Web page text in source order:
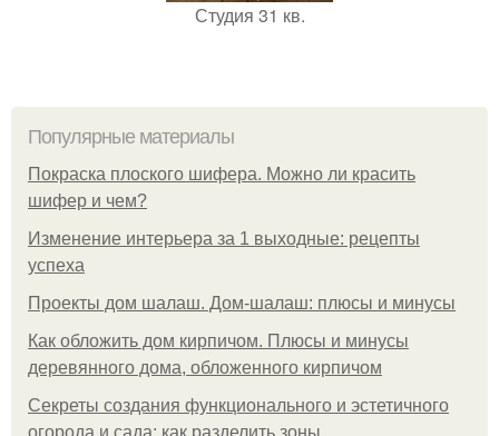
Студия 31 кв.
Популярные материалы
Покраска плоского шифера. Можно ли красить
шифер и чем?
Изменение интерьера за 1 выходные: рецепты
успеха
Проекты дом шалаш. Дом-шалаш: плюсы и минусы
Как обложить дом кирпичом. Плюсы и минусы
деревянного дома, обложенного кирпичом
Секреты создания функционального и эстетичного
огорода и сада: как разделить зоны